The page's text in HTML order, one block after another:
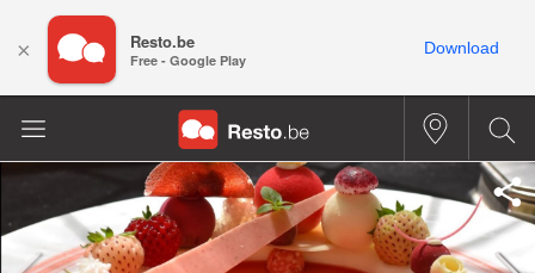
× Resto.be
Free - Google Play
Download